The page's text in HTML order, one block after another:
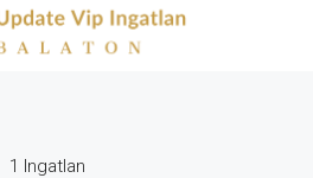
1 Ingatlan